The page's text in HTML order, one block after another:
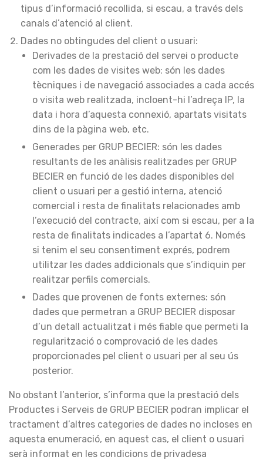
tipus d’informació recollida, si escau, a través dels
canals d’atenció al client.
Dades no obtingudes del client o usuari:
Derivades de la prestació del servei o producte
com les dades de visites web: són les dades
tècniques i de navegació associades a cada accés
o visita web realitzada, incloent-hi l’adreça IP, la
data i hora d’aquesta connexió, apartats visitats
dins de la pàgina web, etc.
Generades per GRUP BECIER: són les dades
resultants de les anàlisis realitzades per GRUP
BECIER en funció de les dades disponibles del
client o usuari per a gestió interna, atenció
comercial i resta de finalitats relacionades amb
l’execució del contracte, així com si escau, per a la
resta de finalitats indicades a l’apartat 6. Només
si tenim el seu consentiment exprés, podrem
utilitzar les dades addicionals que s’indiquin per
realitzar perfils comercials.
Dades que provenen de fonts externes: són
dades que permetran a GRUP BECIER disposar
d’un detall actualitzat i més fiable que permeti la
regularització o comprovació de les dades
proporcionades pel client o usuari per al seu ús
posterior.
No obstant l’anterior, s’informa que la prestació dels
Productes i Serveis de GRUP BECIER podran implicar el
tractament d’altres categories de dades no incloses en
aquesta enumeració, en aquest cas, el client o usuari
serà informat en les condicions de privadesa